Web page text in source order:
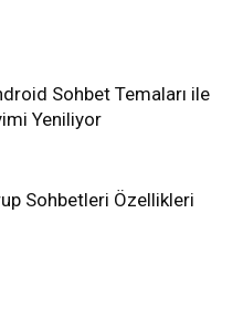
Sohbet Temaları ile
Yeniliyor
Sohbetleri Özellikleri